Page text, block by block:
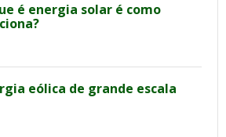
é energia solar é como
eólica de grande escala